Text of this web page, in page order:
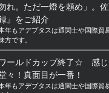
れ。ただ一燈を頼め」。
』をご紹介
年もアデプタスは通関士や国際貿
方です。
ールドカップ終了☆ 感じ
々！真面目が一番！
年もアデプタスは通関士や国際貿